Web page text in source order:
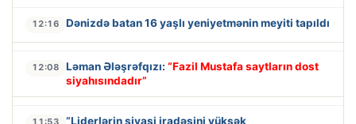
12:16 Dənizdə batan 16 yaşlı yeniyetmənin meyiti tapıldı
12:08 Ləman Ələşrəfqızı: “Fazil Mustafa saytların dost
siyahısındadır”
“Liderlərin siyasi iradəsini yüksək